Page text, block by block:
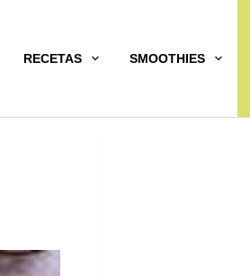
RECETAS SMOOTHIES